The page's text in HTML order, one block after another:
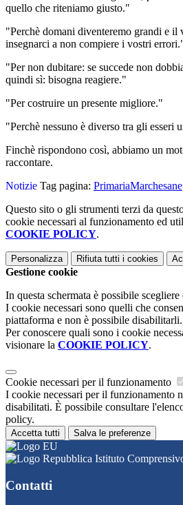
quello che riteniamo giusto."
"Perchè domani diventeremo grandi e il
insegnarci a non compiere i vostri
"Per non dubitare: se succede non
quindi sì: bisogna reagiere."
"Per costruire un presente migliore."
"Perchè nessuno è diverso tra gli esseri
Finchè rispondono così, abbiamo un
raccontare.
Notizie Tag pagina: PrimariaMarchesane
Questo sito o gli strumenti terzi da
cookie necessari al funzionamento ed
COOKIE POLICY.
Personalizza Rifiuta tutti i cookies
Gestione cookie
In questa schermata è possibile
I cookie necessari sono quelli che
piattaforma e non è possibile disabilitarli.
Per conoscere quali sono i cookie
visionare la COOKIE POLICY.
Cookie necessari per il funzionamento
I cookie necessari per il funzionamento
disabilitati. È possibile consultare
policy.
Accetta tutti Salva le preferenze
Istituto
Contatti